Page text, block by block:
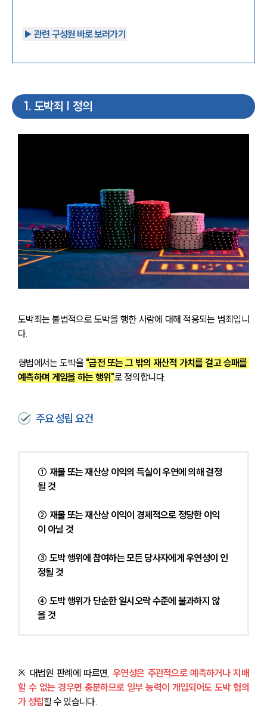
▶︎ 관련 구성원 바로 보러가기
1 . 도박죄 | 정의
도박죄는 불법적으로 도박을 행한 사람에 대해 적용되는 범죄입니
다.
형법에서는 도박을 "금전 또는 그 밖의 재산적 가치를 걸고 승패를
예측하며 게임을 하는 행위"로 정의합니다.
주요 성립 요건
① 재물 또는 재산상 이익의 득실이 우연에 의해 결정
될 것
② 재물 또는 재산상 이익이 경제적으로 정당한 이익
이 아닐 것
③ 도박 행위에 참여하는 모든 당사자에게 우연성이 인
정될 것
④ 도박 행위가 단순한 일시오락 수준에 불과하지 않
을 것
※ 대법원 판례에 따르면, 우연성은 주관적으로 예측하거나 지배
할 수 없는 경우면 충분하므로 일부 능력이 개입되어도 도박 혐의
가 성립할 수 있습니다.